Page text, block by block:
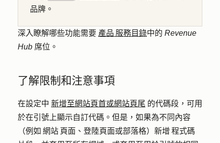
品牌。
深入瞭解哪些功能需要 產品 服務目錄中的 Revenue
Hub 席位。
了解限制和注意事項
在設定中 新增至網站頁首或網站頁尾 的代碼段，可用
於在引號上顯示自訂代碼。但是，如果為不同內容
（例如 網站 頁面、登陸頁面或部落格）新增 程式碼